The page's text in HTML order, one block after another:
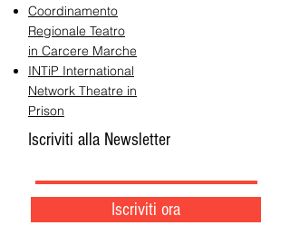
Coordinamento
Regionale Teatro
in Carcere Marche
INTiP International
Network Theatre in
Prison
Iscriviti alla Newsletter
Iscriviti ora